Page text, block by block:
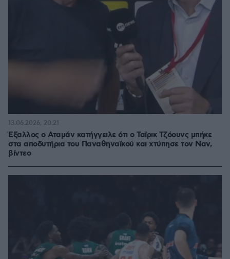
Έξαλλος ο Αταμάν κατήγγειλε ότι ο Ταϊρικ Τζόουνς μπήκε
στα αποδυτήρια του Παναθηναϊκού και χτύπησε τον Ναν,
βίντεο
13.06.2026, 20:21